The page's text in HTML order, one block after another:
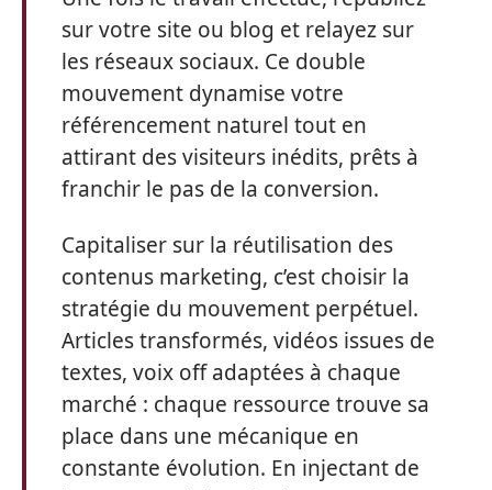
sur votre site ou blog et relayez sur
les réseaux sociaux. Ce double
mouvement dynamise votre
référencement naturel tout en
attirant des visiteurs inédits, prêts à
franchir le pas de la conversion.
Capitaliser sur la réutilisation des
contenus marketing, c’est choisir la
stratégie du mouvement perpétuel.
Articles transformés, vidéos issues de
textes, voix off adaptées à chaque
marché : chaque ressource trouve sa
place dans une mécanique en
constante évolution. En injectant de